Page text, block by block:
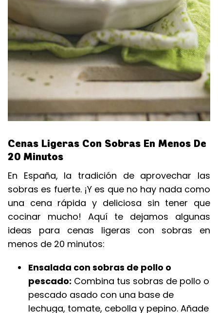
Cenas Ligeras Con Sobras En Menos De
20 Minutos
En España, la tradición de aprovechar las
sobras es fuerte. ¡Y es que no hay nada como
una cena rápida y deliciosa sin tener que
cocinar mucho! Aquí te dejamos algunas
ideas para cenas ligeras con sobras en
menos de 20 minutos:
Ensalada con sobras de pollo o
pescado: Combina tus sobras de pollo o
pescado asado con una base de
lechuga, tomate, cebolla y pepino. Añade